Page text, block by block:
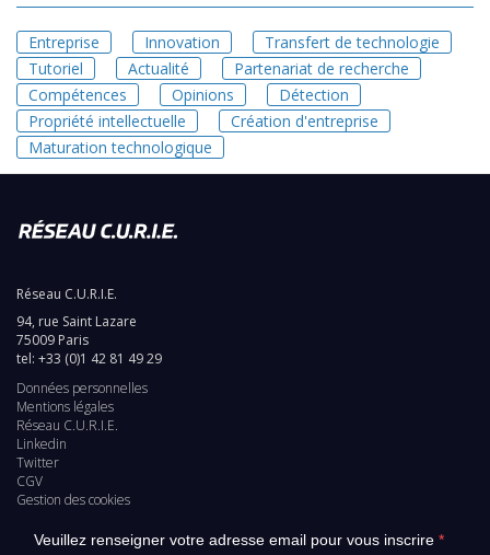
Entreprise Innovation
Transfert de technologie
Tutoriel
Actualité
Partenariat de recherche
Compétences
Opinions
Détection
Propriété intellectuelle
Création d'entreprise
Maturation technologique
Réseau C.U.R.I.E.
94, rue Saint Lazare
75009 Paris
tel: +33 (0)1 42 81 49 29
Pied
de
page
Données personnelles
Mentions légales
Réseau C.U.R.I.E.
Linkedin
Twitter
CGV
Gestion des cookies
Veuillez renseigner votre adresse email pour vous inscrire